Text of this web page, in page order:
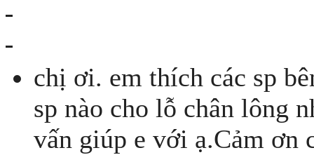
chị ơi. em thích các sp
sp nào cho lỗ chân lông
vấn giúp e với ạ.Cảm ơn